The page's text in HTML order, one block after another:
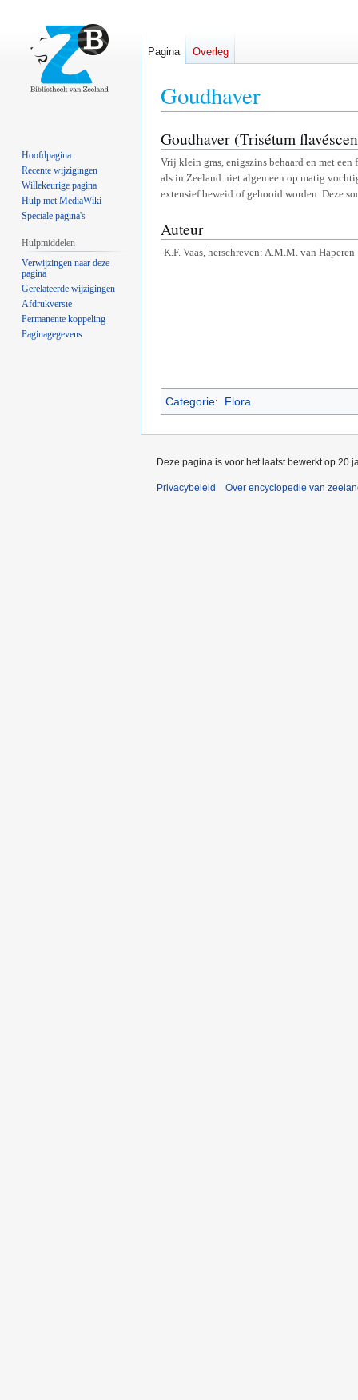
Goudhaver
Naar
navigatie
springen
Naar
zoeken
springen
Goudhaver (Trisétum
Vrij klein gras, enigszins behaard en met
als in Zeeland niet algemeen op matig
extensief beweid of gehooid worden. Deze
Auteur
-K.F. Vaas, herschreven: A.M.M. van Haperen
Categorie: Flora
Pagina Overleg
Hoofdpagina
Recente wijzigingen
Willekeurige pagina
Hulp met MediaWiki
Speciale pagina's
Hulpmiddelen
Verwijzingen naar deze
pagina
Gerelateerde wijzigingen
Afdrukversie
Permanente koppeling
Paginagegevens
Deze pagina is voor het laatst bewerkt op 20
Privacybeleid Over encyclopedie van